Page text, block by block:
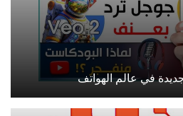
في عالم الهواتف